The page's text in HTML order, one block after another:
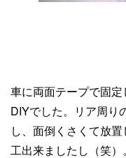
車に両面テープで固
DIYでした。リア周り
し、面倒くさくて放
工出来ましたし（笑）。